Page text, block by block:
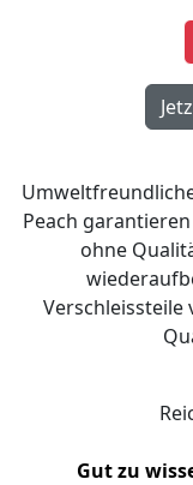
Peach
ohne
Gut zu